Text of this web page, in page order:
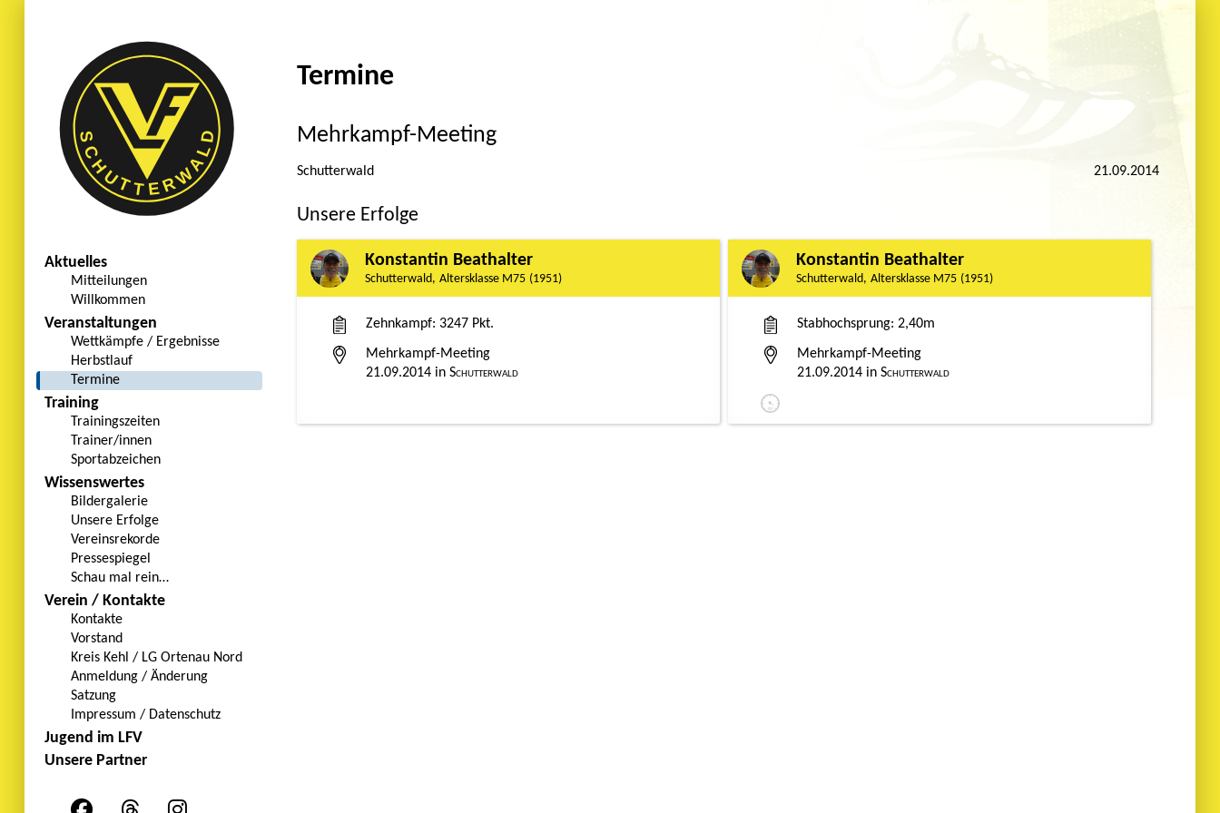
Termine
Mehrkampf-Meeting
21.09.2014
Schutterwald
Unsere Erfolge
Konstantin Beathalter
Schutterwald M75 1951
Zehnkampf 3247 Pkt.
21.09.2014 Schutterwald
Mehrkampf-Meeting
Konstantin Beathalter
Schutterwald M75 1951
Stabhochsprung 2,40m
21.09.2014 Schutterwald
Mehrkampf-Meeting
Aktuelles
Mitteilungen
Willkommen
Veranstaltungen
Wettkämpfe / Ergebnisse
Herbstlauf
Termine
Training
Trainingszeiten
Trainer/innen
Sportabzeichen
Wissenswertes
Bildergalerie
Unsere Erfolge
Vereinsrekorde
Pressespiegel
Schau mal rein…
Verein / Kontakte
Kontakte
Vorstand
Kreis Kehl / LG Ortenau Nord
Anmeldung / Änderung
Satzung
Impressum / Datenschutz
Jugend im LFV
Unsere Partner